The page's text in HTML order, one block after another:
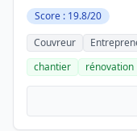
Score : 19.8/20
Couvreur
chantier
rénovation